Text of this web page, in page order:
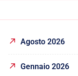
Agosto 2026
Gennaio 2026